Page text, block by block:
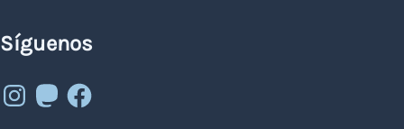
Síguenos
Instagram
MastodonFacebook